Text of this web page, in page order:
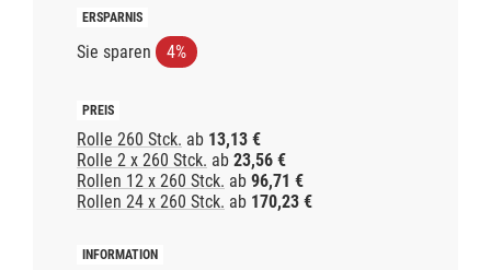
Sie sparen 4%
Rolle 260 Stck. ab 13,13 €
Rolle 2 x 260 Stck. ab 23,56 €
Rollen 12 x 260 Stck. ab 96,71 €
Rollen 24 x 260 Stck. ab 170,23 €